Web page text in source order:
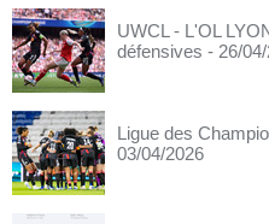
UWCL - L'OL
défensives - 26/
Ligue des
03/04/2026